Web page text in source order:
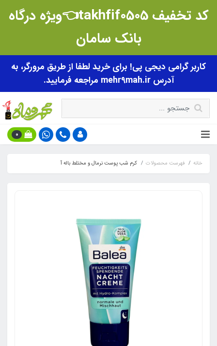
کد تخفیف takhfif0505👈ویژه درگاه
بانک سامان
کاربر گرامی دیجی پی! برای خرید لطفا از طریق مرورگر، به
آدرس mehr9mah.ir مراجعه فرمایید.
0
خانه فهرست محصولات کرم شب پوست نرمال و مختلط باله آ